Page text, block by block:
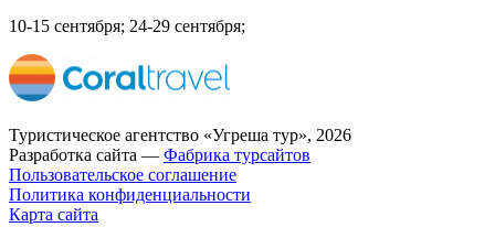
10-15 сентября; 24-29 сентября;
Туристическое агентство «Угреша тур», 2026
Разработка сайта — Фабрика турсайтов
Пользовательское соглашение
Политика конфиденциальности
Карта сайта